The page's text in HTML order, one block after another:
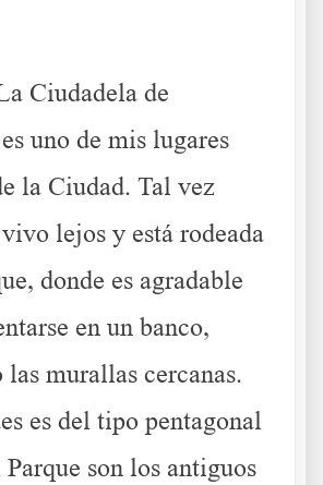
Ciudadela de
uno de mis lugares
la Ciudad. Tal vez
lejos y está rodeada
donde es agradable
en un banco,
las murallas cercanas.
es del tipo pentagonal
son los antiguos